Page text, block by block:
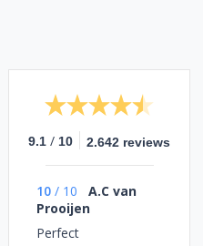
9.1 / 10 2.642 reviews
10 / 10
A.C van
Prooijen
Perfect